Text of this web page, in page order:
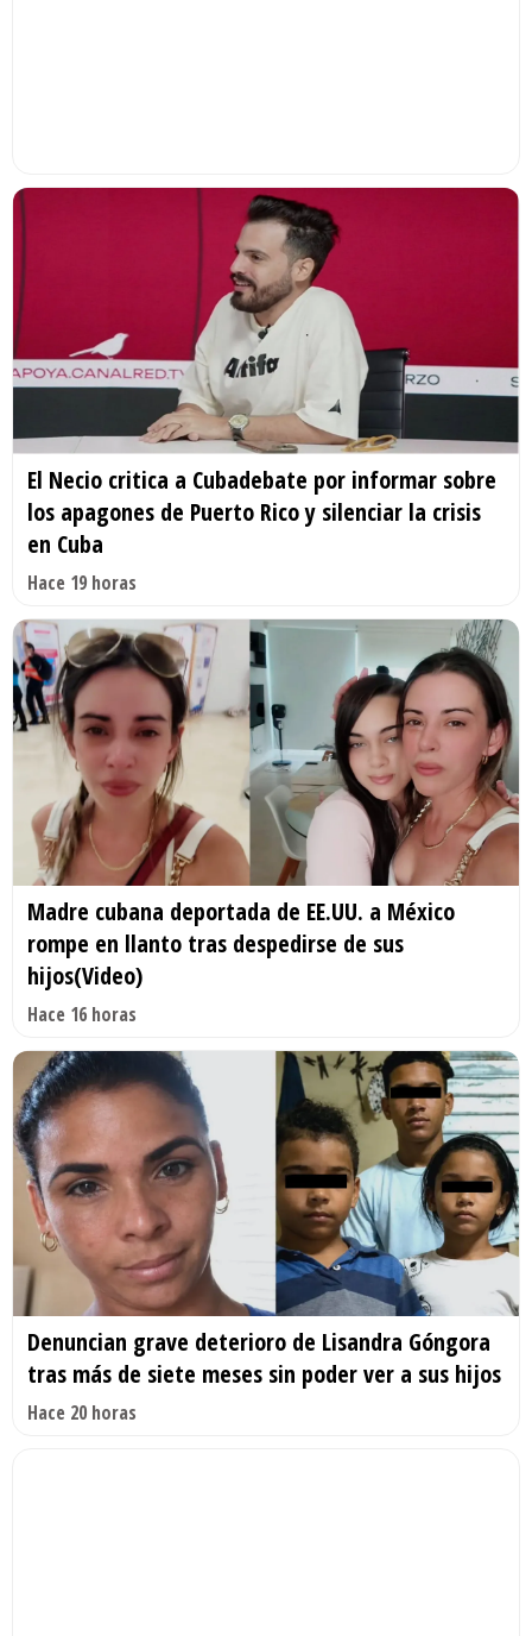
El Necio critica a Cubadebate por informar sobre
los apagones de Puerto Rico y silenciar la crisis
en Cuba
Hace 19 horas
Madre cubana deportada de EE.UU. a México
rompe en llanto tras despedirse de sus
hijos(Video)
Hace 16 horas
Denuncian grave deterioro de Lisandra Góngora
tras más de siete meses sin poder ver a sus hijos
Hace 20 horas